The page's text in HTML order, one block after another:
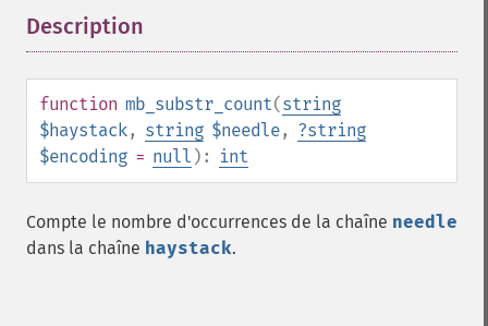
Description
function mb_substr_count(string
$haystack, string $needle, ?string
$encoding = null ): int
Compte le nombre d'occurrences de la chaîne needle
dans la chaîne haystack.